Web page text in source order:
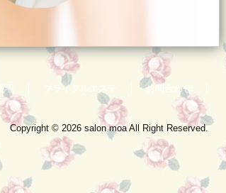
脱毛 ブライダルエステ お問合わせ
Copyright © 2026 salon moa All Right Reserved.